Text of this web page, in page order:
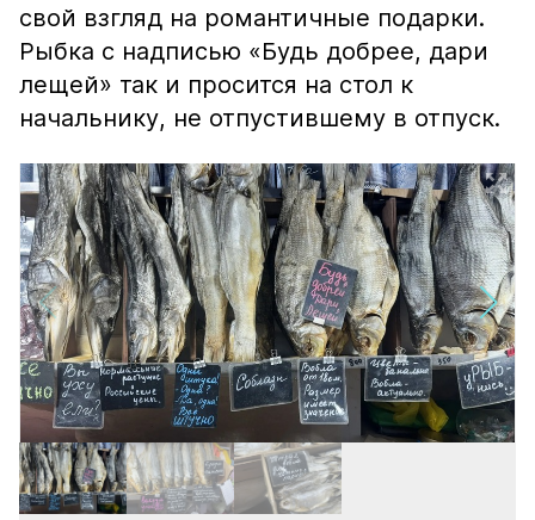
свой взгляд на романтичные подарки.
Рыбка с надписью «Будь добрее, дари
лещей» так и просится на стол к
начальнику, не отпустившему в отпуск.